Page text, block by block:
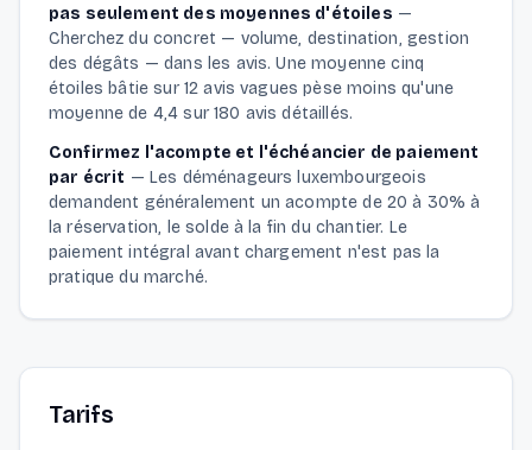
pas seulement des moyennes d'étoiles —
Cherchez du concret — volume, destination, gestion
des dégâts — dans les avis. Une moyenne cinq
étoiles bâtie sur 12 avis vagues pèse moins qu'une
moyenne de 4,4 sur 180 avis détaillés.
Confirmez l'acompte et l'échéancier de paiement
par écrit — Les déménageurs luxembourgeois
demandent généralement un acompte de 20 à 30% à
la réservation, le solde à la fin du chantier. Le
paiement intégral avant chargement n'est pas la
pratique du marché.
Tarifs